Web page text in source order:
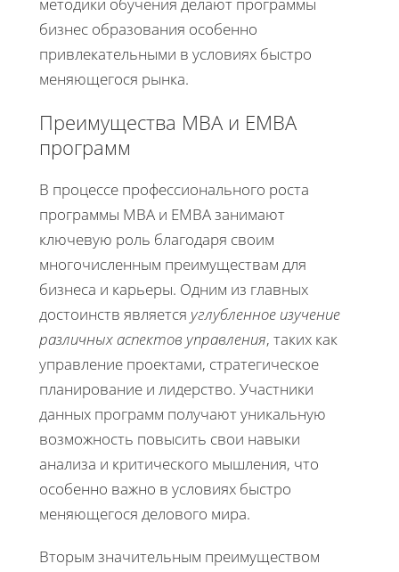
бизнес образования особенно
привлекательными в условиях быстро
меняющегося рынка.
Преимущества MBA и EMBA
программ
В процессе профессионального роста
программы MBA и EMBA занимают
ключевую роль благодаря своим
многочисленным преимуществам для
бизнеса и карьеры. Одним из главных
достоинств является углубленное изучение
различных аспектов управления, таких как
управление проектами, стратегическое
планирование и лидерство. Участники
данных программ получают уникальную
возможность повысить свои навыки
анализа и критического мышления, что
особенно важно в условиях быстро
меняющегося делового мира.
Вторым значительным преимуществом